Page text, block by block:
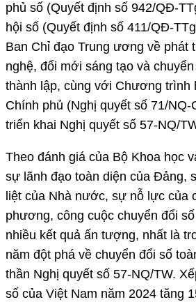
phủ số (Quyết định số 942/QĐ-
hội số (Quyết định số 411/QĐ-
Ban Chỉ đạo Trung ương về phát
nghệ, đổi mới sáng tạo và
thành lập, cùng với Chương trình
Chính phủ (Nghị quyết số 71/NQ-
triển khai Nghị quyết số 57-NQ/
Theo đánh giá của Bộ Khoa học
sự lãnh đạo toàn diện của Đảng,
liệt của Nhà nước, sự nỗ lực của
phương, công cuộc chuyển đổi
nhiều kết quả ấn tượng, nhất là
năm đột phá về chuyển đổi số
thần Nghị quyết số 57-NQ/TW.
số của Việt Nam năm 2024 tăng